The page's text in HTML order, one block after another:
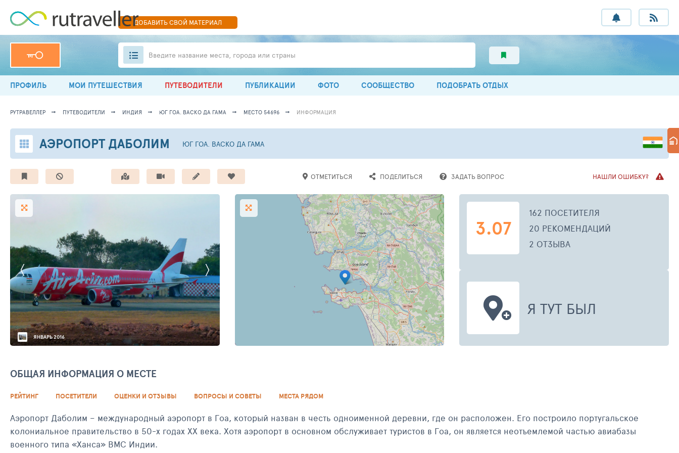
ДОБАВИТЬСВОЙ МАТЕРИАЛ
Введите название места, города или страны
ПРОФИЛЬ МОИ ПУТЕШЕСТВИЯ ПУТЕВОДИТЕЛИ ПУБЛИКАЦИИ ФОТО СООБЩЕСТВО ПОДОБРАТЬ ОТДЫХ
РУТРАВЕЛЛЕР ПУТЕВОДИТЕЛИ ИНДИЯ ЮГ ГОА. ВАСКО ДА ГАМА МЕСТО 54696 ИНФОРМАЦИЯ
АЭРОПОРТ ДАБОЛИМ ЮГ ГОА. ВАСКО ДА ГАМА
ОТМЕТИТЬСЯ ПОДЕЛИТЬСЯ ЗАДАТЬ ВОПРОС НАШЛИ ОШИБКУ?
ЯНВАРЬ 2016
3.07
162 ПОСЕТИТЕЛЯ
20 РЕКОМЕНДАЦИЙ
2 ОТЗЫВА
Я ТУТ БЫЛ
ОБЩАЯ ИНФОРМАЦИЯ О МЕСТЕ
РЕЙТИНГ ПОСЕТИТЕЛИ ОЦЕНКИ И ОТЗЫВЫ ВОПРОСЫ И СОВЕТЫ МЕСТА РЯДОМ
Аэропорт Даболим – международный аэропорт в Гоа, который назван в честь одноименной деревни, где он расположен. Его построило португальское
колониальное правительство в 50-х годах ХХ века. Хотя аэропорт в основном обслуживает туристов в Гоа, он является неотъемлемой частью авиабазы
военного типа «Ханса» ВМС Индии.